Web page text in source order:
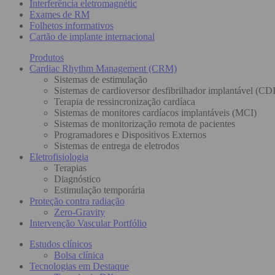
Interferência eletromagnétic
Exames de RM
Folhetos informativos
Cartão de implante internacional
Produtos
Cardiac Rhythm Management (CRM)
Sistemas de estimulação
Sistemas de cardioversor desfibrilhador implantável
Terapia de ressincronização cardíaca
Sistemas de monitores cardíacos implantáveis (MCI)
Sistemas de monitorização remota de pacientes
Programadores e Dispositivos Externos
Sistemas de entrega de eletrodos
Eletrofisiologia
Terapias
Diagnóstico
Estimulação temporária
Proteção contra radiação
Zero-Gravity
Intervenção Vascular Portfólio
Estudos clínicos
Bolsa clínica
Tecnologias em Destaque